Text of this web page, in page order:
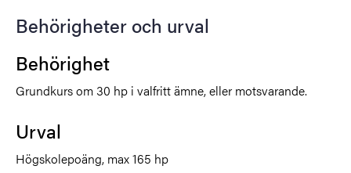
Behörigheter och urval
Behörighet
Grundkurs om 30 hp i valfritt ämne, eller motsvarande.
Urval
Högskolepoäng, max 165 hp